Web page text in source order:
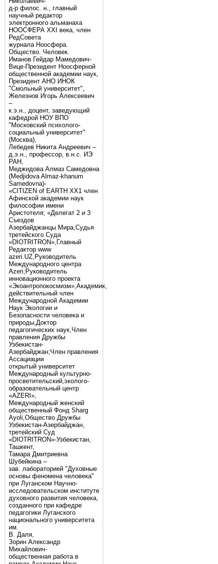
д-р филос. н., главный
научный редактор
электронного альманаха
НООСФЕРА XXI века, член
РедСовета
журнала Ноосфера.
Общество. Человек.
Иманов Гейдар Мамедович-
Вице-Президент Ноосферной
общественной академии наук,
Президент АНО ИНОК
"Смольный университет",
Железнов Игорь Алексеевич
–
к.э.н., доцент, заведующий
кафедрой НОУ ВПО
"Московский психолого-
социальный университет"
(Москва),
Лебедев Никита Андреевич –
д.э.н., профессор, в.н.с. ИЭ
РАН,
Меджидова Алмаз Самедовна
(Medjidova Almaz-khanum
Samedovna)-
«CITIZEN of EARTH XX1 член
Афинской академии наук
философии имени
Аристотеля; «Делегат 2 и 3
Съездов
Азербайджанцы Мира,Судья
третейского Суда
«DIOTRITRON»,Главный
Редактор www
azeri.UZ,Руководитель
Международного центра
Аzeri;Руководитель
инновационного проекта
«Экоантропокосмизм»,Академик,
действительный член
Международной Академии
Наук Экологии и
Безопасности человека и
природы,Доктор
педагогических наук,Член
правления Дружбы
Узбекистан-
Азербайджан;Член правления
Ассациации
открытый университет
Международный культурно-
просветительский,эколого-
образовательный центр
«AZERI»,
Mеждународный женский
общественный Фонд Sharg
Аyoli,Общество Дружбы
Узбекистан-Азербайджан,
третейский Суд
«DIOTRITRON»-Узбекистан,
Ташкент,
Тамара Дмитриевна
Шубейкина –
зав. лабораторией "Духовные
основы феномена человека"
при Луганском Научно-
исследовательском институте
духовного развития человека,
созданного при кафедре
педагогики Луганского
национального университета
им.
В. Даля,
Зорин Александр
Михайлович-
общественная работа в